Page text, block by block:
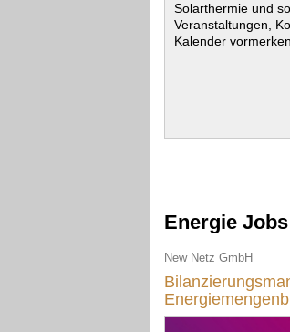
Solarthermie und
Veranstaltungen,
Kalender vormerken.
Energie
New Netz GmbH